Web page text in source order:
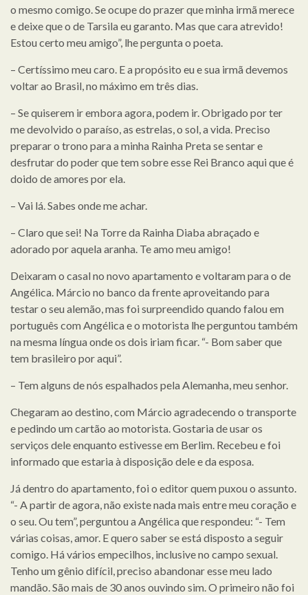
o mesmo comigo. Se ocupe do prazer que minha irmã merece
e deixe que o de Tarsila eu garanto. Mas que cara atrevido!
Estou certo meu amigo”, lhe pergunta o poeta.
– Certíssimo meu caro. E a propósito eu e sua irmã devemos
voltar ao Brasil, no máximo em três dias.
– Se quiserem ir embora agora, podem ir. Obrigado por ter
me devolvido o paraíso, as estrelas, o sol, a vida. Preciso
preparar o trono para a minha Rainha Preta se sentar e
desfrutar do poder que tem sobre esse Rei Branco aqui que é
doido de amores por ela.
– Vai lá. Sabes onde me achar.
– Claro que sei! Na Torre da Rainha Diaba abraçado e
adorado por aquela aranha. Te amo meu amigo!
Deixaram o casal no novo apartamento e voltaram para o de
Angélica. Márcio no banco da frente aproveitando para
testar o seu alemão, mas foi surpreendido quando falou em
português com Angélica e o motorista lhe perguntou também
na mesma língua onde os dois iriam ficar. “- Bom saber que
tem brasileiro por aqui”.
– Tem alguns de nós espalhados pela Alemanha, meu senhor.
Chegaram ao destino, com Márcio agradecendo o transporte
e pedindo um cartão ao motorista. Gostaria de usar os
serviços dele enquanto estivesse em Berlim. Recebeu e foi
informado que estaria à disposição dele e da esposa.
Já dentro do apartamento, foi o editor quem puxou o assunto.
“- A partir de agora, não existe nada mais entre meu coração e
o seu. Ou tem”, perguntou a Angélica que respondeu: “- Tem
várias coisas, amor. E quero saber se está disposto a seguir
comigo. Há vários empecilhos, inclusive no campo sexual.
Tenho um gênio difícil, preciso abandonar esse meu lado
mandão. São mais de 30 anos ouvindo sim. O primeiro não foi